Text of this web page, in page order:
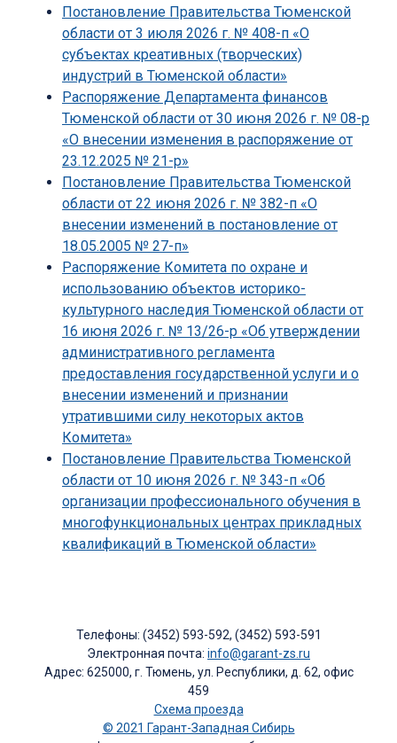
Постановление Правительства Тюменской
области от 3 июля 2026 г. № 408-п «О
субъектах креативных (творческих)
индустрий в Тюменской области»
Распоряжение Департамента финансов
Тюменской области от 30 июня 2026 г. № 08-р
«О внесении изменения в распоряжение от
23.12.2025 № 21-р»
Постановление Правительства Тюменской
области от 22 июня 2026 г. № 382-п «О
внесении изменений в постановление от
18.05.2005 № 27-п»
Распоряжение Комитета по охране и
использованию объектов историко-
культурного наследия Тюменской области от
16 июня 2026 г. № 13/26-р «Об утверждении
административного регламента
предоставления государственной услуги и о
внесении изменений и признании
утратившими силу некоторых актов
Комитета»
Постановление Правительства Тюменской
области от 10 июня 2026 г. № 343-п «Об
организации профессионального обучения в
многофункциональных центрах прикладных
квалификаций в Тюменской области»
Телефоны: (3452) 593-592, (3452) 593-591
Электронная почта: info@garant-zs.ru
Адрес: 625000, г. Тюмень, ул. Республики, д. 62, офис
459
Схема проезда
© 2021 Гарант-Западная Сибирь